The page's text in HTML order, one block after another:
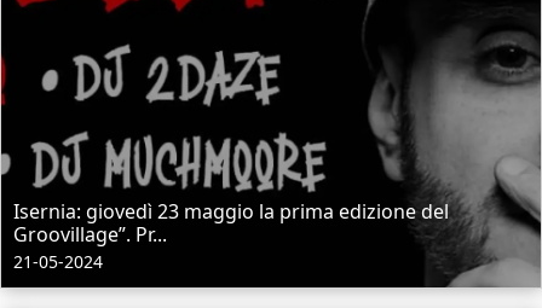
Isernia: giovedì 23 maggio la prima edizione del
Groovillage”. Pr...
21-05-2024